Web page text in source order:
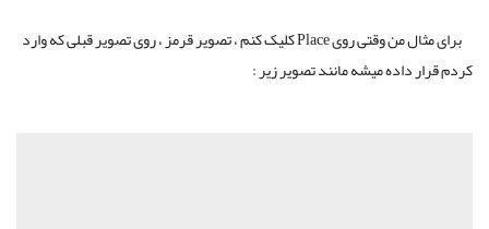
برای مثال من وقتی روی Place کلیک کنم ، تصویر قرمز ، روی تصویر قبلی که وارد
کردم قرار داده میشه مانند تصویر زیر :